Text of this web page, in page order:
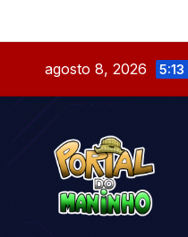
to
contentagosto 8, 2026 5:13